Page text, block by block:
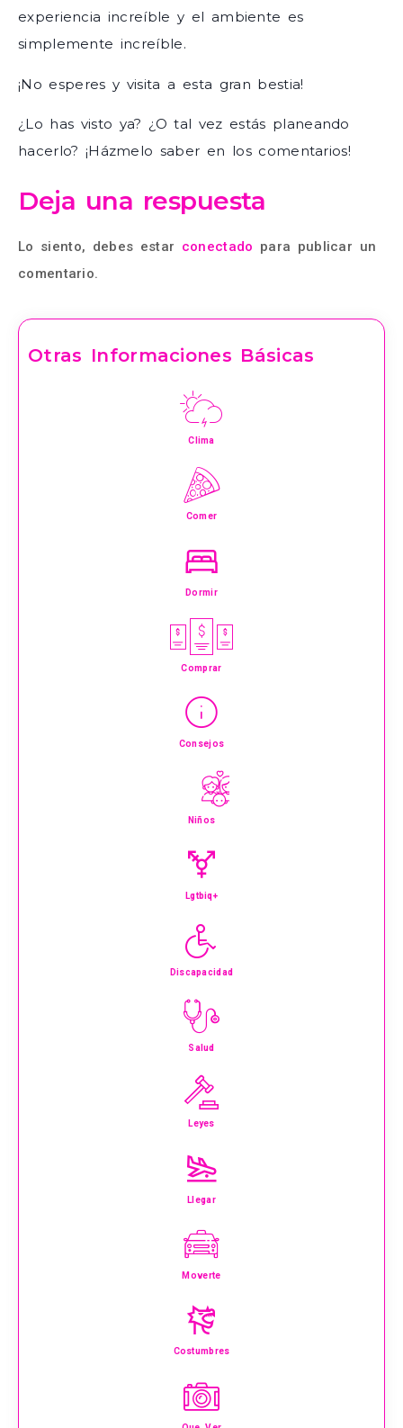
experiencia increíble y el ambiente es
simplemente increíble.
¡No esperes y visita a esta gran bestia!
¿Lo has visto ya? ¿O tal vez estás planeando
hacerlo? ¡Házmelo saber en los comentarios!
Deja una respuesta
Lo siento, debes estar conectado para publicar un
comentario.
Otras Informaciones Básicas
Clima
Comer
Dormir
Comprar
Consejos
Niños
Lgtbiq+
Discapacidad
Salud
Leyes
Llegar
Moverte
Costumbres